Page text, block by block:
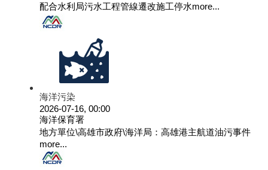
配合水利局污水工程管線遷改施工停水more...
海洋污染
2026-07-16, 00:00
海洋保育署
地方單位\高雄市政府\海洋局：高雄港主航道油污事件
more...